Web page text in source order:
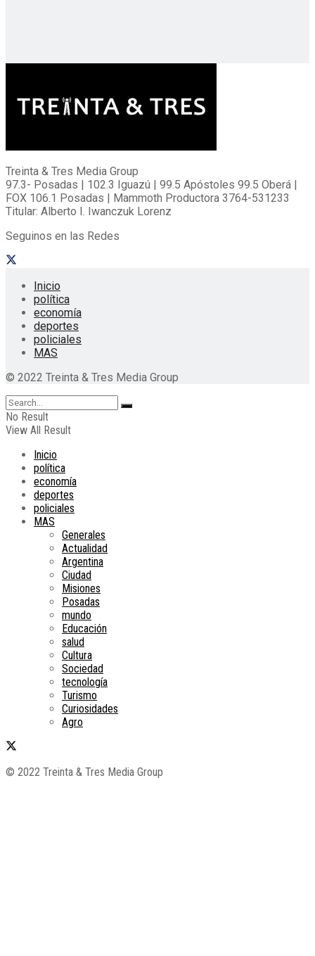
Treinta & Tres Media Group
97.3- Posadas | 102.3 Iguazú | 99.5 Apóstoles 99.5 Oberá |
FOX 106.1 Posadas | Mammoth Productora 3764-531233
Titular: Alberto I. Iwanczuk Lorenz
Seguinos en las Redes
Inicio
política
economía
deportes
policiales
MAS
© 2022 Treinta & Tres Media Group
No Result
View All Result
Inicio
política
economía
deportes
policiales
MAS
Generales
Actualidad
Argentina
Ciudad
Misiones
Posadas
mundo
Educación
salud
Cultura
Sociedad
tecnología
Turismo
Curiosidades
Agro
© 2022 Treinta & Tres Media Group